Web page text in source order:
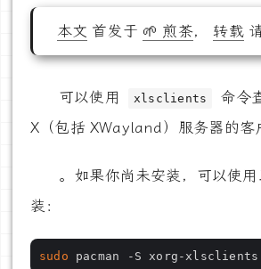
本文 首发于 🌱 煎茶，转载
可以使用 xlsclients
命令
X（包括 XWayland）服务器的客
。如果你尚未安装，可以使
装：
sudo